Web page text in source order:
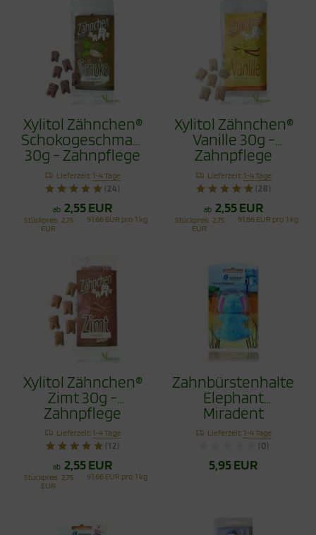
Xylitol Zähnchen®
Schokogeschmack
30g - Zahnpflege
Bonbons
Lieferzeit:1-4 Tage
(24)
ab 2,55 EUR
Stückpreis 2,75
EUR
91,66 EUR pro 1 kg
Xylitol Zähnchen®
Vanille 30g -
Zahnpflege
Bonbons
Lieferzeit:1-4 Tage
(28)
ab 2,55 EUR
Stückpreis 2,75
EUR
91,66 EUR pro 1 kg
Xylitol Zähnchen®
Zimt 30g -
Zahnpflege
Bonbons
Lieferzeit:1-4 Tage
(12)
ab 2,55 EUR
Stückpreis 2,75
EUR
91,66 EUR pro 1 kg
Zahnbürstenhalter
Elephant
Miradent
Lieferzeit:1-4 Tage
(0)
5,95 EUR